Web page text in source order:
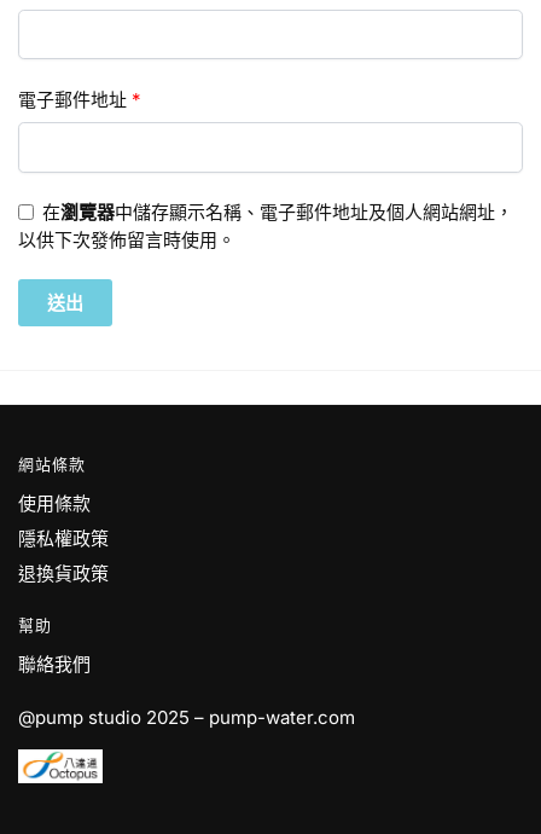
電子郵件地址 *
在瀏覽器中儲存顯示名稱、電子郵件地址及個人網站網址，
以供下次發佈留言時使用。
網站條款
使用條款
隱私權政策
退換貨政策
幫助
聯絡我們
@pump studio 2025 – pump-water.com